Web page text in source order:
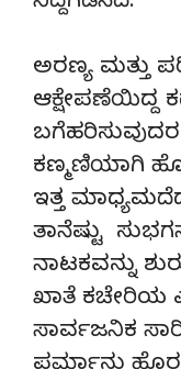
ಅರಣ್ಯ ಮತ್ತು
ಆಕ್ಷೇಪಣೆಯಿದ್ದ
ಕಣ್ಮಣಿಯಾಗಿ
ಇತ್ತ
ತಾನೆಷ್ಟು
ನಾಟಕವನ್ನು
ಖಾತೆ ಕಚೇರಿಯ
ಸಾರ್ವಜನಿಕ